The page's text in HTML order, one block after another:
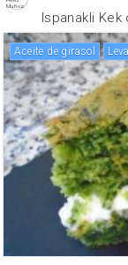
Ispanakli
aceite de girasol